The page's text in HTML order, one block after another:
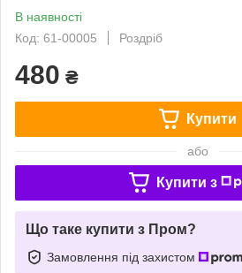
В наявності
Код: 61-00005
Роздріб
480 ₴
Купити
або
Купити з
Що таке купити з Пром?
Замовлення під захистом